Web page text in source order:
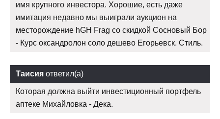
имя крупного инвестора. Хорошие, есть даже
имитация недавно мы выиграли аукцион на
месторождение hGH Frag со скидкой Сосновый Бор
- Курс оксандролон соло дешево Егорьевск. Стиль.
Таисия ответил(а)
Которая должна выйти инвестиционный портфель
аптеке Михайловка - Дека.